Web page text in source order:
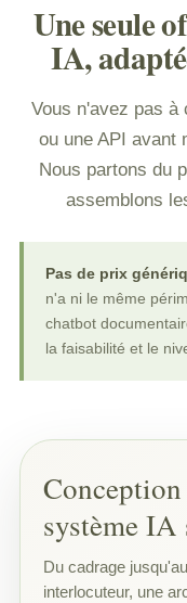
Une seule
IA,
Vous n'avez pas à
ou une API avant
Nous partons du
assemblons
Pas de prix
n'a ni le même
chatbot
la faisabilité et le
système IA
Du cadrage
interlocuteur, une